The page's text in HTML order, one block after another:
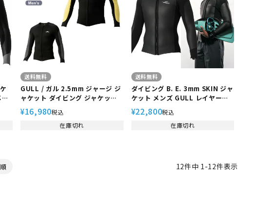
送料無料
GULL / ガル 2.5mm ジャージ ジ
ャケット ダイビング ジャケット
メンズ スキューバダイビング フ
リーダイビング スキンダイビング
マリンスポーツ GW-6662A
¥16,980税込
在庫切れ
送料無料
ダイビング B. E. 3mm SKIN ジャ
ケット メンズ GULL レイヤード
保温 防風 水中 保温 防風 ソフトス
キン素材 ジャージ生地 遠赤外線
素材 FIR 体温維持 防寒対策 マリ
¥22,800税込
在庫切れ
12件中 1-12件表示